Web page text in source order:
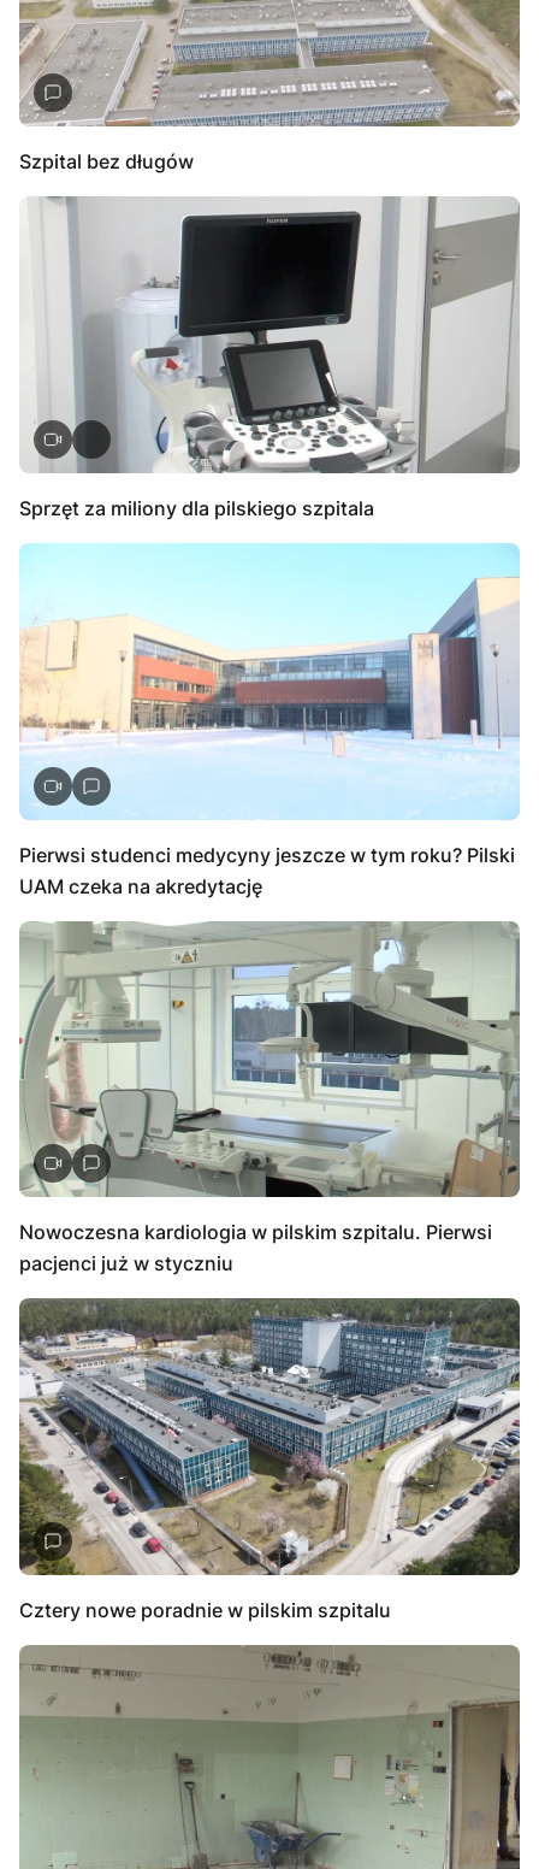
Szpital bez długów
Sprzęt za miliony dla pilskiego szpitala
Pierwsi studenci medycyny jeszcze w tym roku? Pilski
UAM czeka na akredytację
Nowoczesna kardiologia w pilskim szpitalu. Pierwsi
pacjenci już w styczniu
Cztery nowe poradnie w pilskim szpitalu